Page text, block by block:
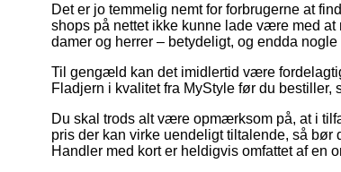
Det er jo temmelig nemt for forbrugerne at
shops på nettet ikke kunne lade være med
damer og herrer – betydeligt, og endda
Til gengæld kan det imidlertid være
Fladjern i kvalitet fra MyStyle før du bestiller,
Du skal trods alt være opmærksom på, at i
pris der kan virke uendeligt tiltalende, så
Handler med kort er heldigvis omfattet af en